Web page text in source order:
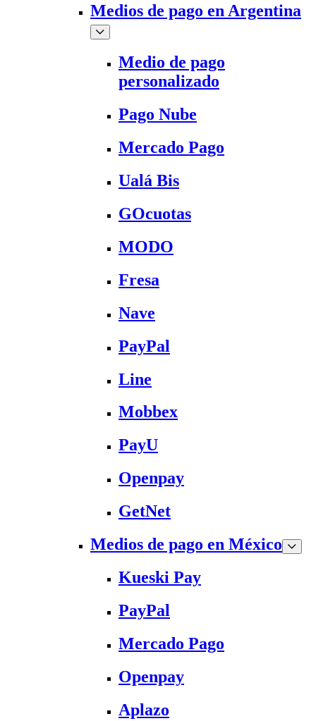
Medios de pago en Argentina
Medio de pago
personalizado
Pago Nube
Mercado Pago
Ualá Bis
GOcuotas
MODO
Fresa
Nave
PayPal
Line
Mobbex
PayU
Openpay
GetNet
Medios de pago en México
Kueski Pay
PayPal
Mercado Pago
Openpay
Aplazo